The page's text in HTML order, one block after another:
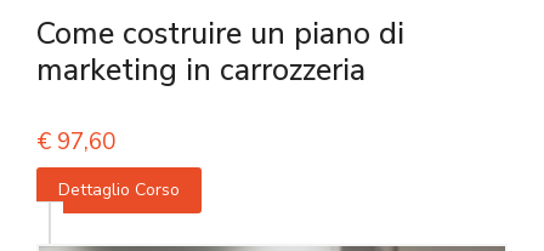
Come costruire un piano di
marketing in carrozzeria
€ 97,60
Dettaglio Corso